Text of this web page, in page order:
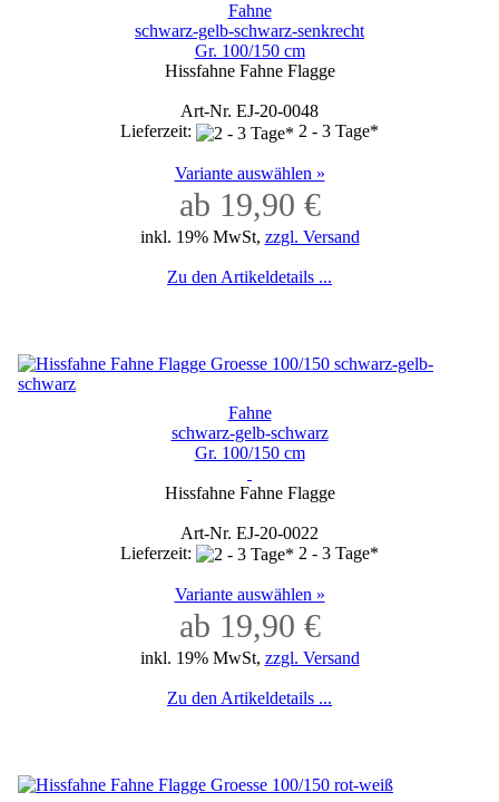
Fahne
schwarz-gelb-schwarz-senkrecht
Gr. 100/150 cm
Hissfahne Fahne Flagge
Art-Nr. EJ-20-0048
Lieferzeit:
2 - 3 Tage*
Variante auswählen »
ab 19,90 €
inkl. 19% MwSt, zzgl. Versand
Zu den Artikeldetails ...
Fahne
schwarz-gelb-schwarz
Gr. 100/150 cm
Hissfahne Fahne Flagge
Art-Nr. EJ-20-0022
Lieferzeit:
2 - 3 Tage*
Variante auswählen »
ab 19,90 €
inkl. 19% MwSt, zzgl. Versand
Zu den Artikeldetails ...